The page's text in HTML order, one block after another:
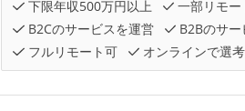
下限年収500万円以上 一部リモー
B2Cのサービスを運営
B2Bのサー
フルリモート可
オンラインで選